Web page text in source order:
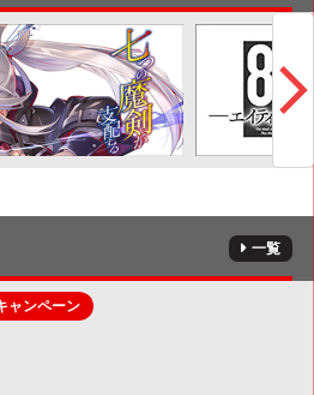
一覧
ャンペーン